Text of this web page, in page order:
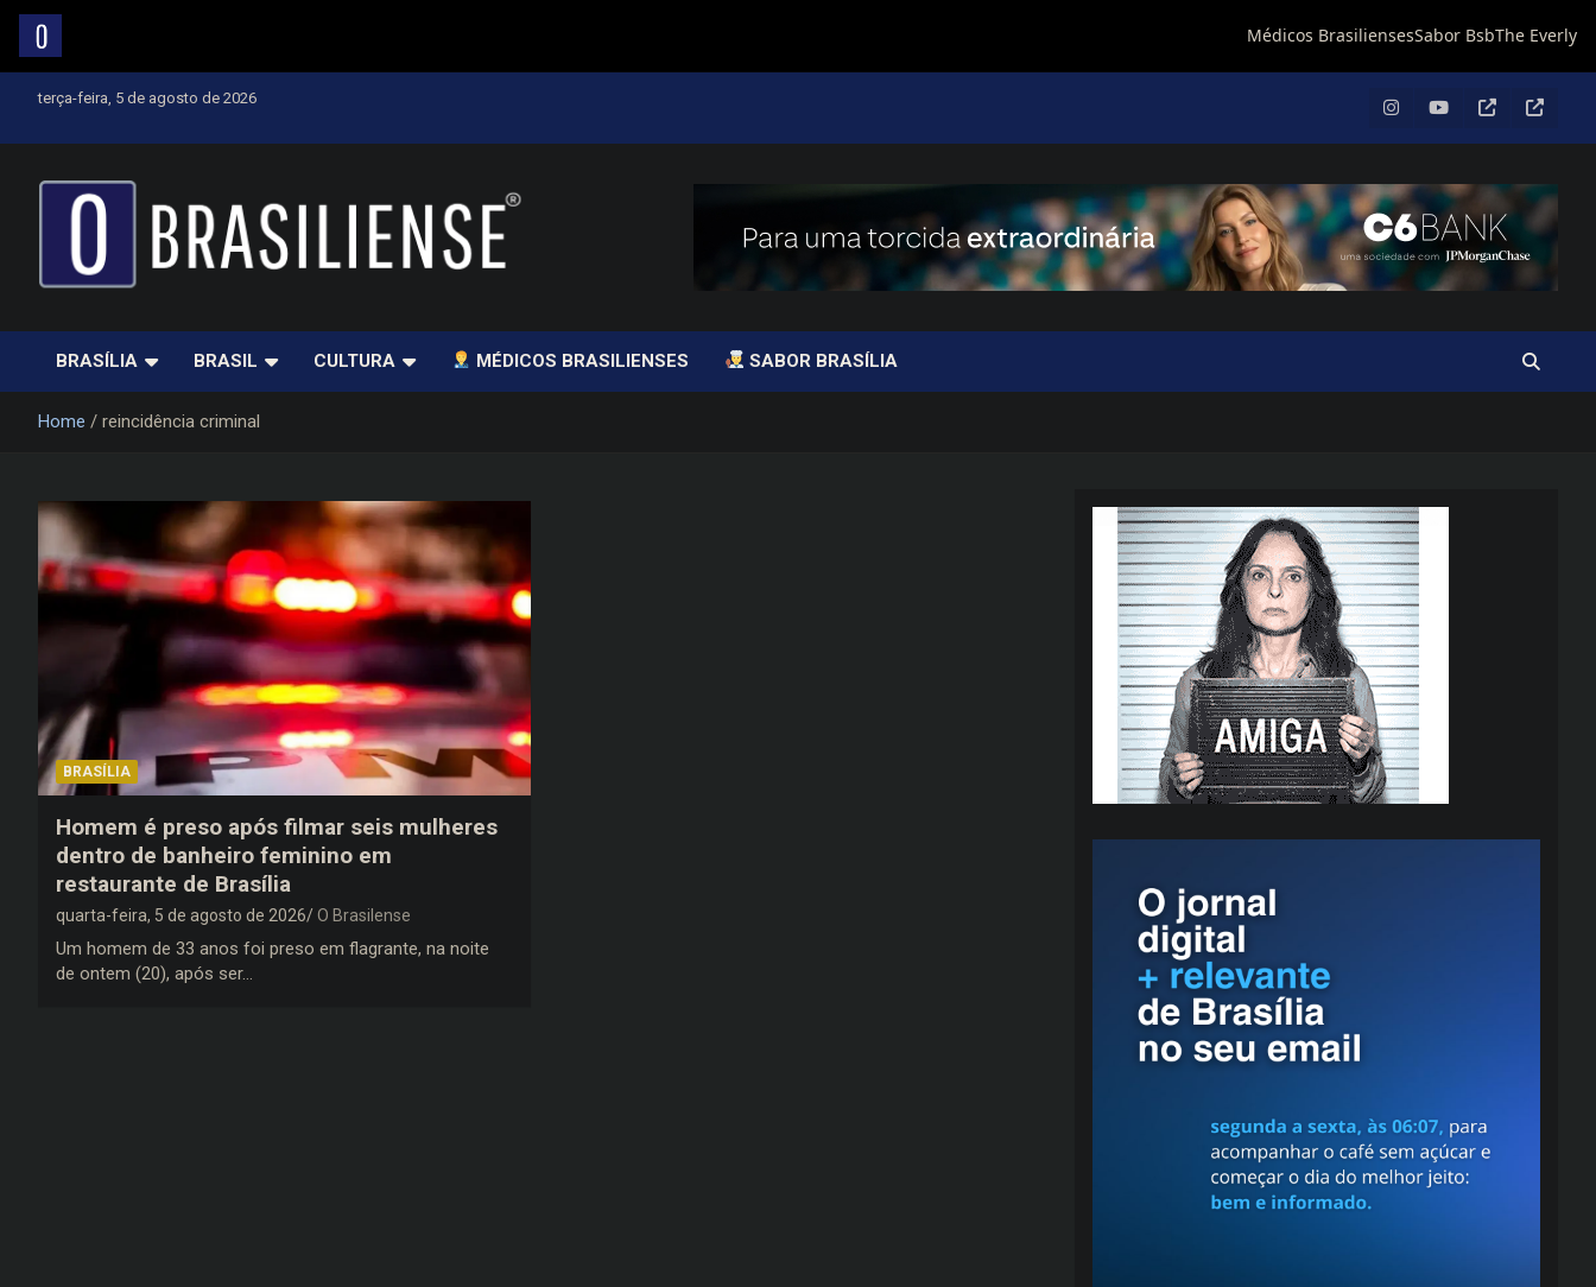
terça-feira, 5 de agosto de 2026
BRASÍLIA BRASIL CULTURA MÉDICOS BRASILIENSES SABOR BRASÍLIA
Home reincidência criminal
BRASÍLIA
Homem é preso após filmar seis mulheres
dentro de banheiro feminino em
restaurante de Brasília
quarta-feira, 5 de agosto de 2026 O Brasilense
Um homem de 33 anos foi preso em flagrante, na noite
de ontem (20), após ser…